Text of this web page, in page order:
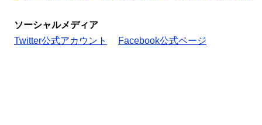
ソーシャルメディア
Twitter公式アカウント
Facebook公式ページ